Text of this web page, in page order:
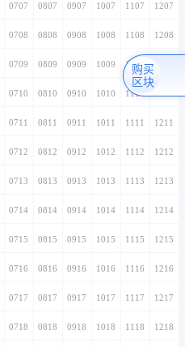
0707 0807 0907 1007 1107 1207
0708 0808 0908 1008 1108 1208
0709 0809 0909 1009 1109
0710 0810 0910 1010 1110
0711 0811 0911 1011 1111 1211
0712 0812 0912 1012 1112 1212
0713 0813 0913 1013 1113 1213
0714 0814 0914 1014 1114 1214
0715 0815 0915 1015 1115 1215
0716 0816 0916 1016 1116 1216
0717 0817 0917 1017 1117 1217
0718 0818 0918 1018 1118 1218
购买
区块